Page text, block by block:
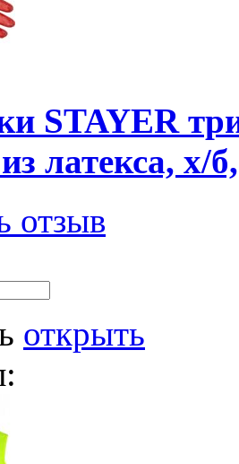
STAYER
латекса, х/
отзыв
открыть